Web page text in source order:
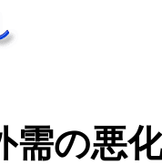
需の悪